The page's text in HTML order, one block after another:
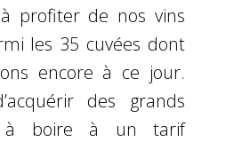
profiter de nos vins
les 35 cuvées dont
encore à ce jour.
des grands
à boire à un tarif